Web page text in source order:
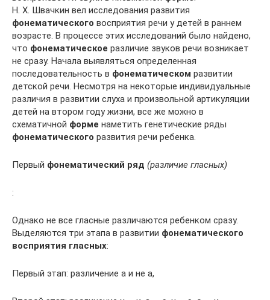
Н. Х. Швачкин вел исследования развития
фонематического восприятия речи у детей в раннем
возрасте. В процессе этих исследований было найдено,
что фонематическое различие звуков речи возникает
не сразу. Начала выявляться определенная
последовательность в фонематическом развитии
детской речи. Несмотря на некоторые индивидуальные
различия в развитии слуха и произвольной артикуляции
детей на втором году жизни, все же можно в
схематичной форме наметить генетические ряды
фонематического развития речи ребенка.
Первый фонематический ряд (различие гласных)
:
Однако не все гласные различаются ребенком сразу.
Выделяются три этапа в развитии фонематического
восприятия гласных:
Первый этап: различение а и не а,